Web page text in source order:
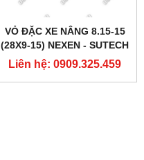
VỎ ĐẶC XE NÂNG 8.15-15
(28X9-15) NEXEN - SUTECH
VIỆT NAM
Liên hệ: 0909.325.459